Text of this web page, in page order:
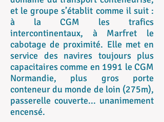
et le groupe s’établit comme il suit :
à la CGM les trafics
intercontinentaux, à Marfret le
cabotage de proximité. Elle met en
service des navires toujours plus
capacitaires comme en 1991 le CGM
Normandie, plus gros porte
conteneur du monde de loin (275m),
passerelle couverte... unanimement
encensé.